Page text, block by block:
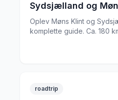
Sydsjælland og Møn
Oplev Møns Klint og
komplette guide. Ca. 180
Møns Klint, Liselund Slot
roadtrip